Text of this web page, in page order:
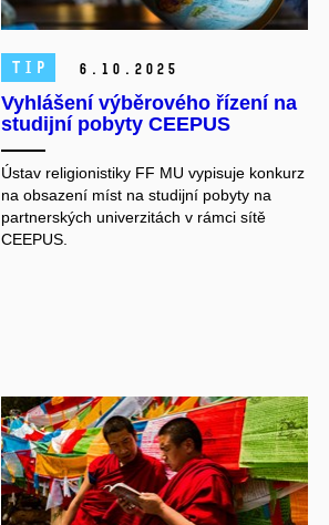
TIP 6. 10. 2025
Vyhlášení výběrového řízení na
studijní pobyty CEEPUS
Ústav religionistiky FF MU vypisuje konkurz
na obsazení míst na studijní pobyty na
partnerských univerzitách v rámci sítě
CEEPUS.